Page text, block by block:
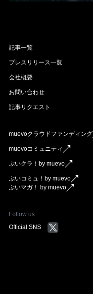
記事一覧
プレスリリース一覧
会社概要
お問い合わせ
記事リクエスト
muevoクラウドファンディング
muevoコミュニティ
ぶいクラ！by muevo
ぶいコミュ！by muevo
ぶいマガ！ by muevo
Follow us
Official SNS